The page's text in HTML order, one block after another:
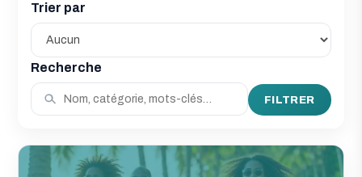
Trier par
Recherche
FILTRER